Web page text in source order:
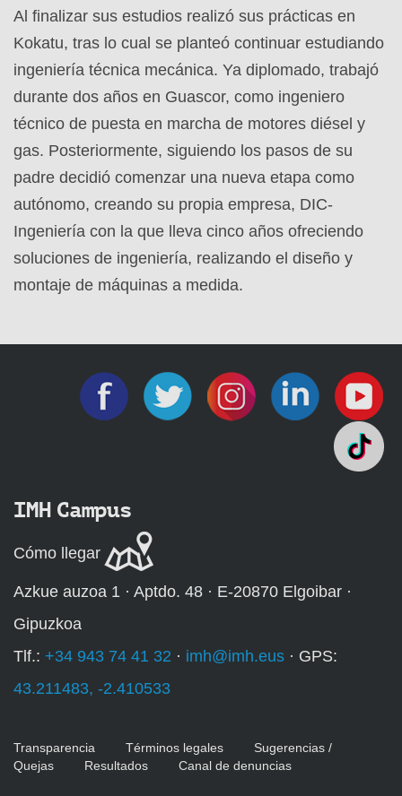
Al finalizar sus estudios realizó sus prácticas en
Kokatu, tras lo cual se planteó continuar estudiando
ingeniería técnica mecánica. Ya diplomado, trabajó
durante dos años en Guascor, como ingeniero
técnico de puesta en marcha de motores diésel y
gas. Posteriormente, siguiendo los pasos de su
padre decidió comenzar una nueva etapa como
autónomo, creando su propia empresa, DIC-
Ingeniería con la que lleva cinco años ofreciendo
soluciones de ingeniería, realizando el diseño y
montaje de máquinas a medida.
IMH Campus
Cómo llegar
Azkue auzoa 1 · Aptdo. 48 · E-20870 Elgoibar ·
Gipuzkoa
Tlf.: +34 943 74 41 32 · imh@imh.eus · GPS:
43.211483, -2.410533
Transparencia Términos legales
Sugerencias /
Quejas
Resultados Canal de denuncias